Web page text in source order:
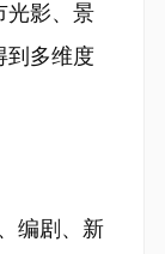
光影、景
到多维度
编剧、新